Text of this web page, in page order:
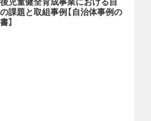
課題と取組事例【自治体事例の
】